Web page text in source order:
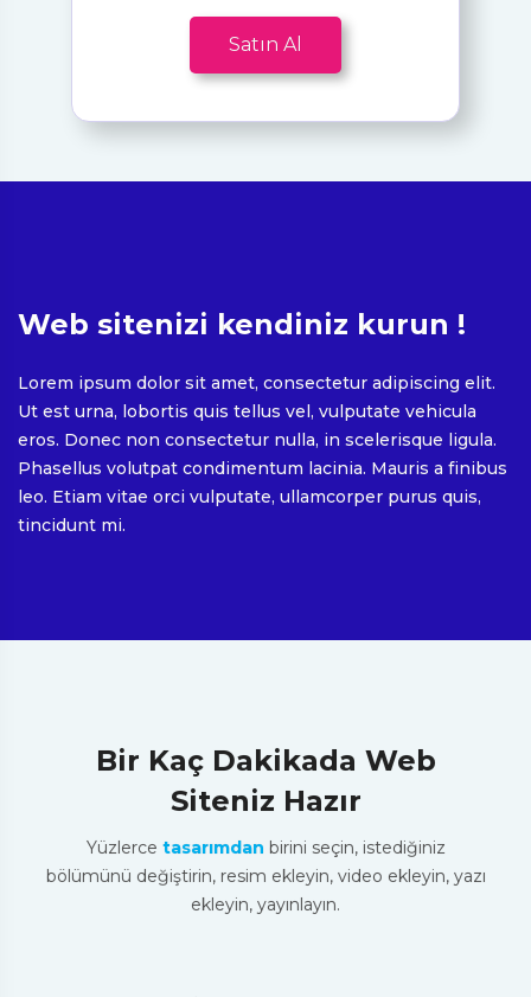
Satın Al
Web sitenizi kendiniz kurun !
Lorem ipsum dolor sit amet, consectetur adipiscing elit.
Ut est urna, lobortis quis tellus vel, vulputate vehicula
eros. Donec non consectetur nulla, in scelerisque ligula.
Phasellus volutpat condimentum lacinia. Mauris a finibus
leo. Etiam vitae orci vulputate, ullamcorper purus quis,
tincidunt mi.
Bir Kaç Dakikada Web
Siteniz Hazır
Yüzlerce tasarımdan birini seçin, istediğiniz
bölümünü değiştirin, resim ekleyin, video ekleyin, yazı
ekleyin, yayınlayın.